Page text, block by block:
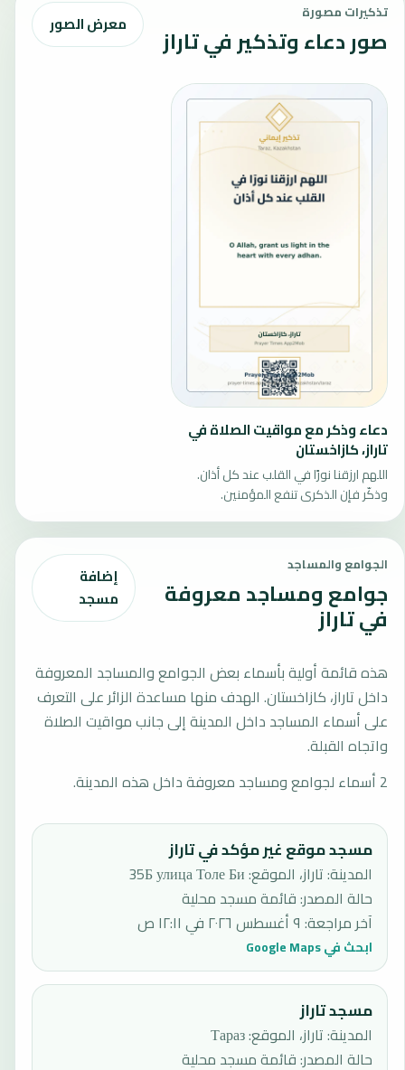
تذكيرات مصورة
صور دعاء وتذكير في تاراز معرض الصور
دعاء وذكر مع مواقيت الصلاة في
تاراز، كازاخستان
اللهم ارزقنا نورًا في القلب عند كل أذان.
وذكّر فإن الذكرى تنفع المؤمنين.
الجوامع والمساجد
جوامع ومساجد معروفة
في تاراز
إضافة
مسجد
هذه قائمة أولية بأسماء بعض الجوامع والمساجد المعروفة
داخل تاراز، كازاخستان. الهدف منها مساعدة الزائر على التعرف
على أسماء المساجد داخل المدينة إلى جانب مواقيت الصلاة
واتجاه القبلة.
2 أسماء لجوامع ومساجد معروفة داخل هذه المدينة.
مسجد موقع غير مؤكد في تاراز
المدينة: تاراز، الموقع: 35Б улица Толе Би
حالة المصدر:قائمة مسجد محلية
آخر مراجعة: ٩ أغسطس ٢٠٢٦ في ١٢:١١ ص
ابحث في Google Maps
مسجد تاراز
المدينة: تاراز، الموقع: Тараз
حالة المصدر:قائمة مسجد محلية